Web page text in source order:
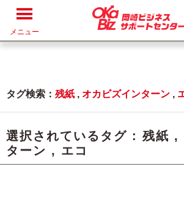
メニュー
タグ検索： 残紙 , オカビズインターン ,
選択されているタグ : 残紙 ,
ターン , エコ